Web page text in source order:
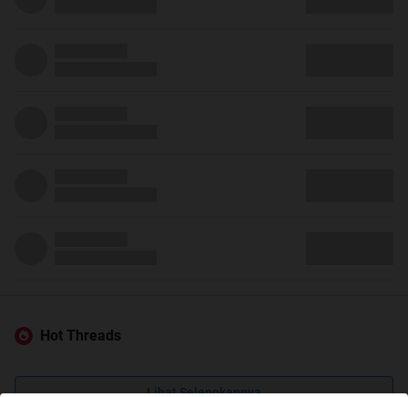
Hot Threads
Lihat Selengkapnya